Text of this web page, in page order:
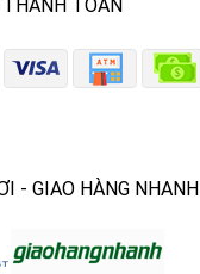
TOÁN
- GIAO HÀNG NHANH